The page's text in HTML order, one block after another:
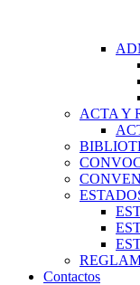
ACTA Y
Contactos